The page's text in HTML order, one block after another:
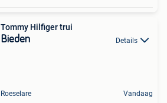
Tommy Hilfiger trui
Bieden Details
Roeselare Vandaag